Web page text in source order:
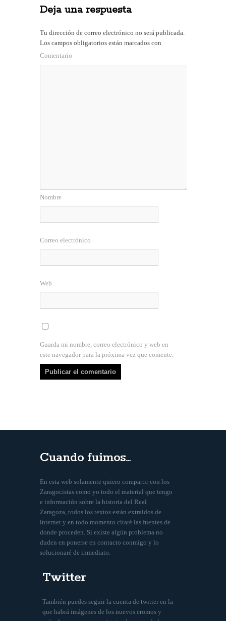
ok do
n
pa
rti
r
Deja una respuesta
Tu dirección de correo electrónico no será publicada.
Los campos obligatorios están marcados con
Comentario
Nombre
Correo electrónico
Web
Guarda mi nombre, correo electrónico y web en
este navegador para la próxima vez que comente.
Cuando fuimos…
En esta web solamente quiero compartir con los
Zaragocistas como yo todo el material que tengo
e información sobre la historia del Real
Zaragoza, todos los textos están extraidos de
internet y en todo momento citaré las fuentes de
donde proceden. Si existe algún problema no
duden en ponerse en contacto conmigo y lo
solucionaré de inmediato.
Twitter
También puedes seguir la cuenta de twitter en la
que habrá imágenes de los nuevos cromos y